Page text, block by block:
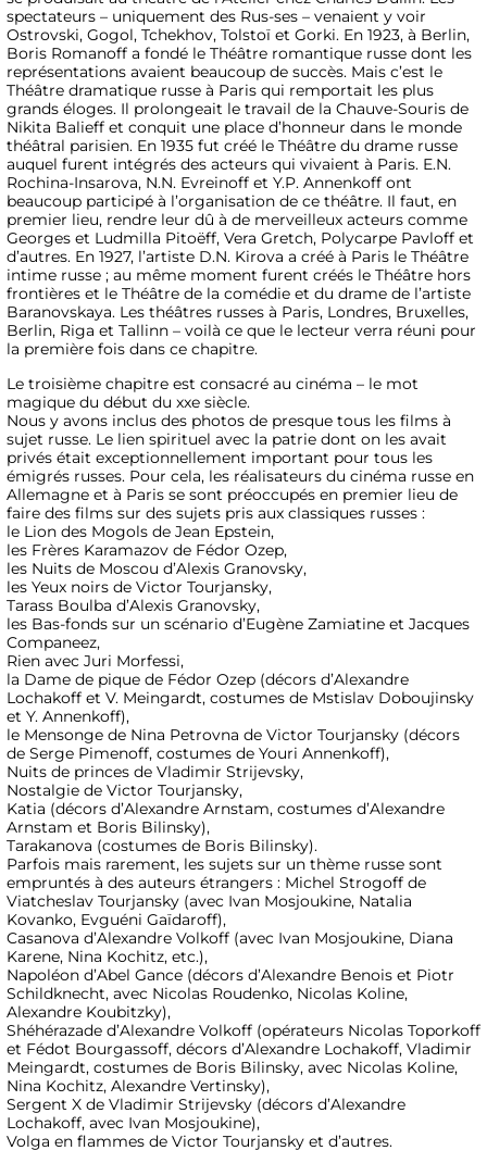
spectateurs – uniquement des Rus-ses – venaient y voir
Ostrovski, Gogol, Tchekhov, Tolstoï et Gorki. En 1923, à Berlin,
Boris Romanoff a fondé le Théâtre romantique russe dont les
représentations avaient beaucoup de succès. Mais c’est le
Théâtre dramatique russe à Paris qui remportait les plus
grands éloges. Il prolongeait le travail de la Chauve-Souris de
Nikita Balieff et conquit une place d’honneur dans le monde
théâtral parisien. En 1935 fut créé le Théâtre du drame russe
auquel furent intégrés des acteurs qui vivaient à Paris. E.N.
Rochina-Insarova, N.N. Evreinoff et Y.P. Annenkoff ont
beaucoup participé à l’organisation de ce théâtre. Il faut, en
premier lieu, rendre leur dû à de merveilleux acteurs comme
Georges et Ludmilla Pitoëff, Vera Gretch, Polycarpe Pavloff et
d’autres. En 1927, l’artiste D.N. Kirova a créé à Paris le Théâtre
intime russe ; au même moment furent créés le Théâtre hors
frontières et le Théâtre de la comédie et du drame de l’artiste
Baranovskaya. Les théâtres russes à Paris, Londres, Bruxelles,
Berlin, Riga et Tallinn – voilà ce que le lecteur verra réuni pour
la première fois dans ce chapitre.
Le troisième chapitre est consacré au cinéma – le mot
magique du début du xxe siècle.
Nous y avons inclus des photos de presque tous les films à
sujet russe. Le lien spirituel avec la patrie dont on les avait
privés était exceptionnellement important pour tous les
émigrés russes. Pour cela, les réalisateurs du cinéma russe en
Allemagne et à Paris se sont préoccupés en premier lieu de
faire des films sur des sujets pris aux classiques russes :
le Lion des Mogols de Jean Epstein,
les Frères Karamazov de Fédor Ozep,
les Nuits de Moscou d’Alexis Granovsky,
les Yeux noirs de Victor Tourjansky,
Tarass Boulba d’Alexis Granovsky,
les Bas-fonds sur un scénario d’Eugène Zamiatine et Jacques
Companeez,
Rien avec Juri Morfessi,
la Dame de pique de Fédor Ozep (décors d’Alexandre
Lochakoff et V. Meingardt, costumes de Mstislav Doboujinsky
et Y. Annenkoff),
le Mensonge de Nina Petrovna de Victor Tourjansky (décors
de Serge Pimenoff, costumes de Youri Annenkoff),
Nuits de princes de Vladimir Strijevsky,
Nostalgie de Victor Tourjansky,
Katia (décors d’Alexandre Arnstam, costumes d’Alexandre
Arnstam et Boris Bilinsky),
Tarakanova (costumes de Boris Bilinsky).
Parfois mais rarement, les sujets sur un thème russe sont
empruntés à des auteurs étrangers : Michel Strogoff de
Viatcheslav Tourjansky (avec Ivan Mosjoukine, Natalia
Kovanko, Evguéni Gaïdaroff),
Casanova d’Alexandre Volkoff (avec Ivan Mosjoukine, Diana
Karene, Nina Kochitz, etc.),
Napoléon d’Abel Gance (décors d’Alexandre Benois et Piotr
Schildknecht, avec Nicolas Roudenko, Nicolas Koline,
Alexandre Koubitzky),
Shéhérazade d’Alexandre Volkoff (opérateurs Nicolas Toporkoff
et Fédot Bourgassoff, décors d’Alexandre Lochakoff, Vladimir
Meingardt, costumes de Boris Bilinsky, avec Nicolas Koline,
Nina Kochitz, Alexandre Vertinsky),
Sergent X de Vladimir Strijevsky (décors d’Alexandre
Lochakoff, avec Ivan Mosjoukine),
Volga en flammes de Victor Tourjansky et d’autres.